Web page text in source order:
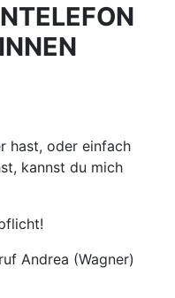
hast, oder einfach
kannst du mich
Andrea (Wagner)